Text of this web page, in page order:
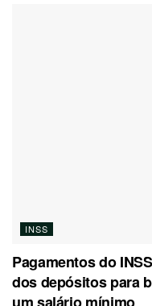
INSS
Pagamentos do
dos depósitos para